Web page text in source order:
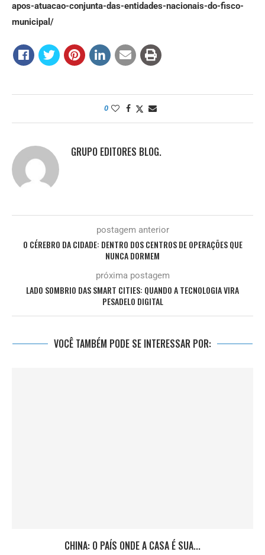
apos-atuacao-conjunta-das-entidades-nacionais-do-fisco-
municipal/
0
GRUPO EDITORES BLOG.
postagem anterior
O CÉREBRO DA CIDADE: DENTRO DOS CENTROS DE OPERAÇÕES QUE
NUNCA DORMEM
próxima postagem
LADO SOMBRIO DAS SMART CITIES: QUANDO A TECNOLOGIA VIRA
PESADELO DIGITAL
VOCÊ TAMBÉM PODE SE INTERESSAR POR:
CHINA: O PAÍS ONDE A CASA É SUA...